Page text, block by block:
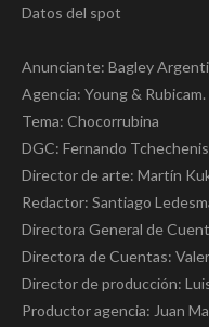
Datos del spot
Anunciante: Bagley
Agencia: Young & Rubicam.
Tema: Chocorrubina
DGC: Fernando
Director de arte: Martín
Redactor: Santiago
Directora General de
Directora de Cuentas:
Director de producción:
Productor agencia: Juan